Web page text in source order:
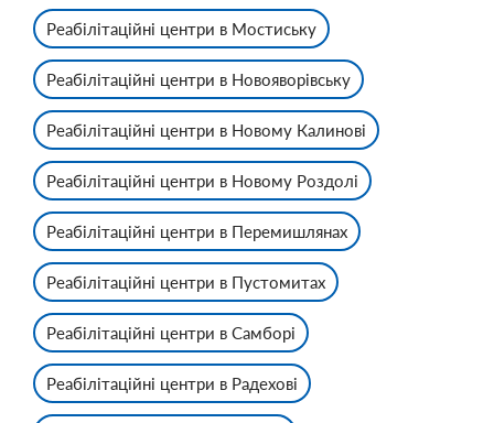
Реабілітаційні центри в Мостиську
Реабілітаційні центри в Новояворівську
Реабілітаційні центри в Новому Калинові
Реабілітаційні центри в Новому Роздолі
Реабілітаційні центри в Перемишлянах
Реабілітаційні центри в Пустомитах
Реабілітаційні центри в Самборі
Реабілітаційні центри в Радехові